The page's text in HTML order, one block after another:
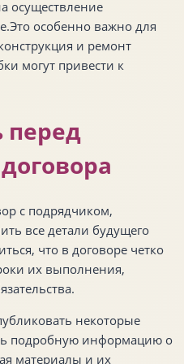
осуществление
особенно важно для
и ремонт
могут привести к
перед
с подрядчиком,
все детали будущего
что в договоре четко
их выполнения,
некоторые
подробную информацию о
материалы и их